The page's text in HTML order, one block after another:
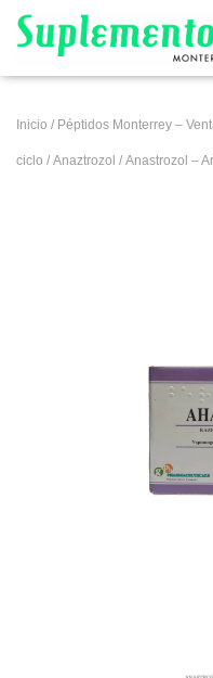
Inicio / Péptidos Monterrey –
ciclo / Anaztrozol / Anastrozol –